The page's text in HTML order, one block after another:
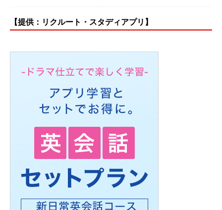
【提供：リクルート・スタディアプリ】